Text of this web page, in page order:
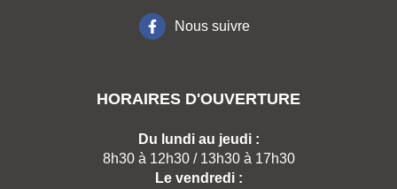
Nous suivre
HORAIRES D'OUVERTURE
Du lundi au jeudi :
8h30 à 12h30 / 13h30 à 17h30
Le vendredi :